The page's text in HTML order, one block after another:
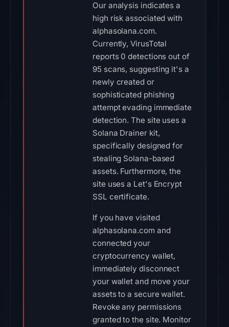
Our analysis indicates a
high risk associated with
alphasolana.com.
Currently, VirusTotal
reports 0 detections out of
95 scans, suggesting it's a
newly created or
sophisticated phishing
attempt evading immediate
detection. The site uses a
Solana Drainer kit,
specifically designed for
stealing Solana-based
assets. Furthermore, the
site uses a Let's Encrypt
SSL certificate.
If you have visited
alphasolana.com and
connected your
cryptocurrency wallet,
immediately disconnect
your wallet and move your
assets to a secure wallet.
Revoke any permissions
granted to the site. Monitor